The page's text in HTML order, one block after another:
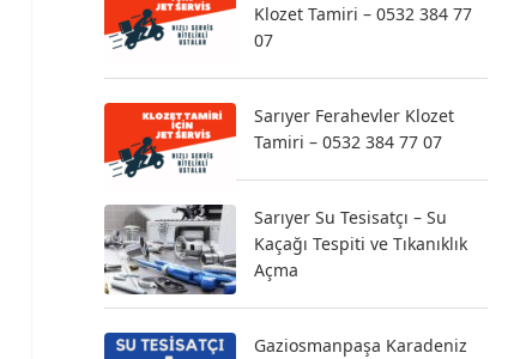
Klozet Tamiri – 0532 384 77
07
Sarıyer Ferahevler Klozet
Tamiri – 0532 384 77 07
Sarıyer Su Tesisatçı – Su
Kaçağı Tespiti ve Tıkanıklık
Açma
Gaziosmanpaşa Karadeniz